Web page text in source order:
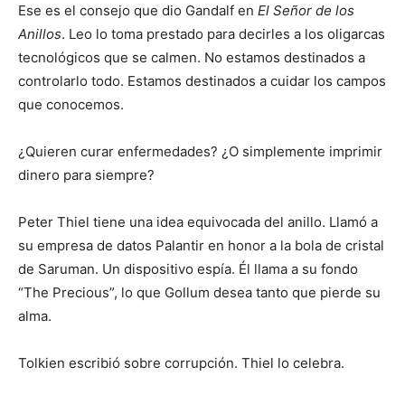
Ese es el consejo que dio Gandalf en El Señor de los
Anillos. Leo lo toma prestado para decirles a los oligarcas
tecnológicos que se calmen. No estamos destinados a
controlarlo todo. Estamos destinados a cuidar los campos
que conocemos.
¿Quieren curar enfermedades? ¿O simplemente imprimir
dinero para siempre?
Peter Thiel tiene una idea equivocada del anillo. Llamó a
su empresa de datos Palantir en honor a la bola de cristal
de Saruman. Un dispositivo espía. Él llama a su fondo
“The Precious”, lo que Gollum desea tanto que pierde su
alma.
Tolkien escribió sobre corrupción. Thiel lo celebra.